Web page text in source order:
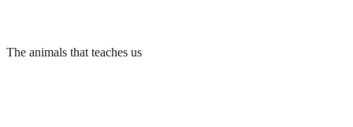
The animals that teaches us